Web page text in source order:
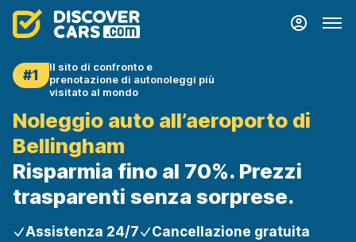
#1
Il sito di confronto e
prenotazione di autonoleggi più
visitato al mondo
Noleggio auto all’aeroporto di
Bellingham
Risparmia fino al 70%. Prezzi
trasparenti senza sorprese.
Assistenza 24/7 Cancellazione gratuita